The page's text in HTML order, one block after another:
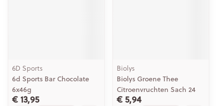
6D Sports
6d Sports Bar Chocolate
6x46g
€ 13,95
Biolys
Biolys Groene Thee
Citroenvruchten Sach 24
€ 5,94